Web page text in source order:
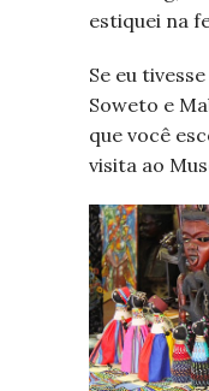
estiquei na
Se eu
Soweto e
que você
visita ao